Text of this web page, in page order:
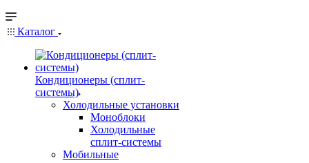
Каталог
Кондиционеры (сплит-
системы)
Холодильные установки
Моноблоки
Холодильные
сплит-системы
Мобильные